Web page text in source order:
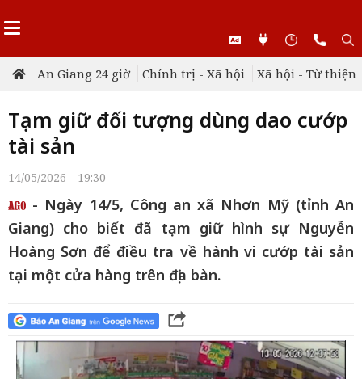
An Giang 24 giờ Chính trị - Xã hội Xã hội - Từ thiện
Tạm giữ đối tượng dùng dao cướp
tài sản
14/05/2026 - 19:30
- Ngày 14/5, Công an xã Nhơn Mỹ (tỉnh An
Giang) cho biết đã tạm giữ hình sự Nguyễn
Hoàng Sơn để điều tra về hành vi cướp tài sản
tại một cửa hàng trên địa bàn.